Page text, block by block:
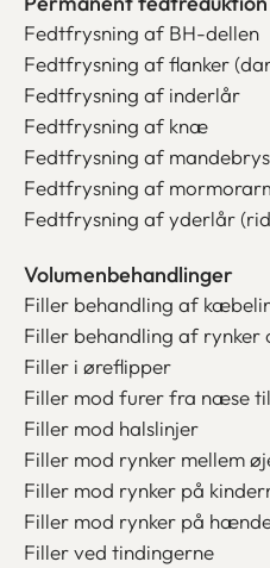
Fedtfrysning af BH-dellen
Fedtfrysning af flanker
Fedtfrysning af inderlår
Fedtfrysning af knæ
Fedtfrysning af
Fedtfrysning af
Fedtfrysning af yderlår
Volumenbehandlinger
Filler behandling af
Filler behandling af rynker
Filler i øreflipper
Filler mod furer fra næse
Filler mod halslinjer
Filler mod rynker mellem
Filler mod rynker på
Filler mod rynker på
Filler ved tindingerne